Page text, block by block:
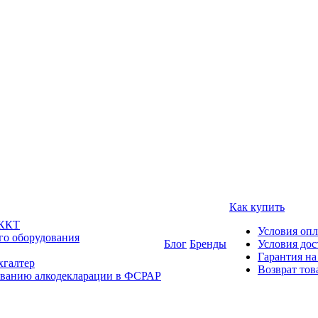
оборудования
алкодекларации в ФСРАР
Блог Бренды
Как купить
Условия
Условия
Гарантия
Возврат